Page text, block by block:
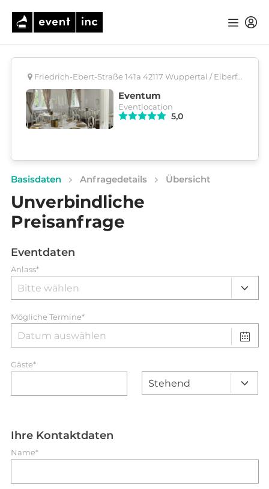
Friedrich-Ebert-Straße 141a 42117 Wuppertal / Elberfeld
Eventum
Eventlocation
5,0
Basisdaten Anfragedetails Übersicht
Unverbindliche
Preisanfrage
Eventdaten
Anlass*
Mögliche Termine*
Gäste*
Ihre Kontaktdaten
Name*